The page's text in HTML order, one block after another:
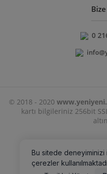
0
© 2018 - 2020
kartı bilgileriniz 256bit